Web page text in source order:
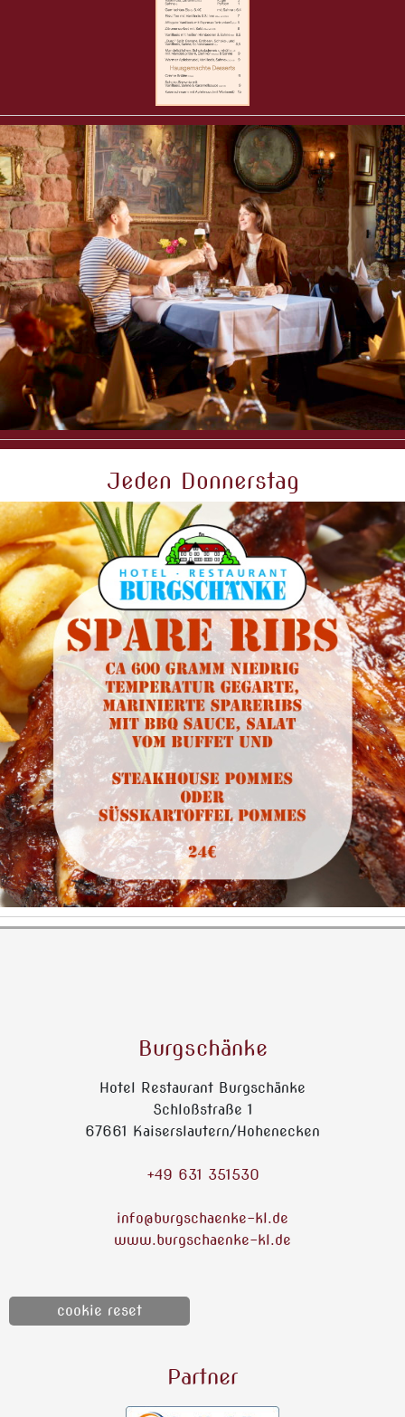
Jeden Donnerstag
Burgschänke
Hotel Restaurant Burgschänke
Schloßstraße 1
67661 Kaiserslautern/Hohenecken
+49 631 351530
info@burgschaenke-kl.de
www.burgschaenke-kl.de
cookie reset
Partner